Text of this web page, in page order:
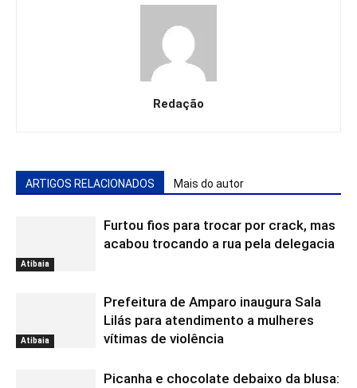
Redação
ARTIGOS RELACIONADOS Mais do autor
Atibaia
Furtou fios para trocar por crack, mas
acabou trocando a rua pela delegacia
Atibaia
Prefeitura de Amparo inaugura Sala
Lilás para atendimento a mulheres
vítimas de violência
Picanha e chocolate debaixo da blusa: